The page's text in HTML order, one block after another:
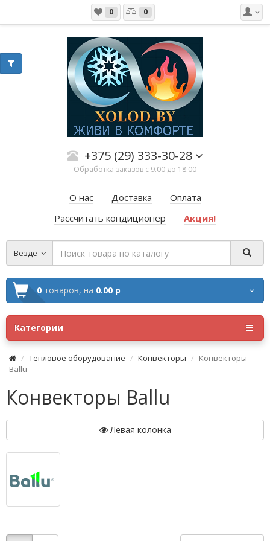
0 0
+375 (29) 333-30-28
Обработка заказов с 9.00 до 18.00
О нас Доставка
Оплата
Рассчитать кондиционер
Акция!
Везде
0 товаров, на 0.00 р
Категории
Тепловое оборудование Конвекторы
Конвекторы
Ballu
Конвекторы Ballu
Левая колонка